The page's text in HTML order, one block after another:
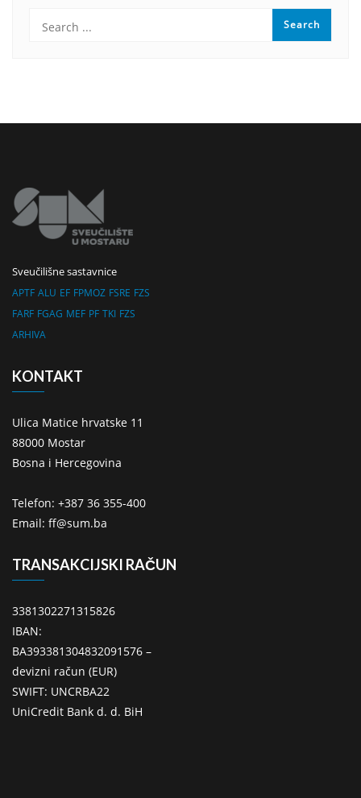
Sveučilišne sastavnice
APTF ALU EF FPMOZ FSRE FZS
FARF FGAG MEF PF TKI FZS
ARHIVA
KONTAKT
Ulica Matice hrvatske 11
88000 Mostar
Bosna i Hercegovina
Telefon: +387 36 355-400
Email: ff@sum.ba
TRANSAKCIJSKI RAČUN
3381302271315826
IBAN:
BA393381304832091576 –
devizni račun (EUR)
SWIFT: UNCRBA22
UniCredit Bank d. d. BiH